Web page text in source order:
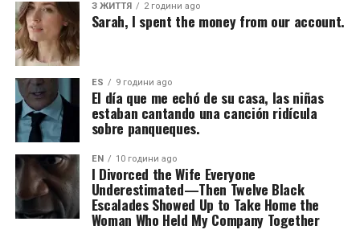
З ЖИТТЯ 2 години ago
Sarah, I spent the money from our account.
ES 9 години ago
El día que me echó de su casa, las niñas
estaban cantando una canción ridícula
sobre panqueques.
EN 10 години ago
I Divorced the Wife Everyone
Underestimated—Then Twelve Black
Escalades Showed Up to Take Home the
Woman Who Held My Company Together